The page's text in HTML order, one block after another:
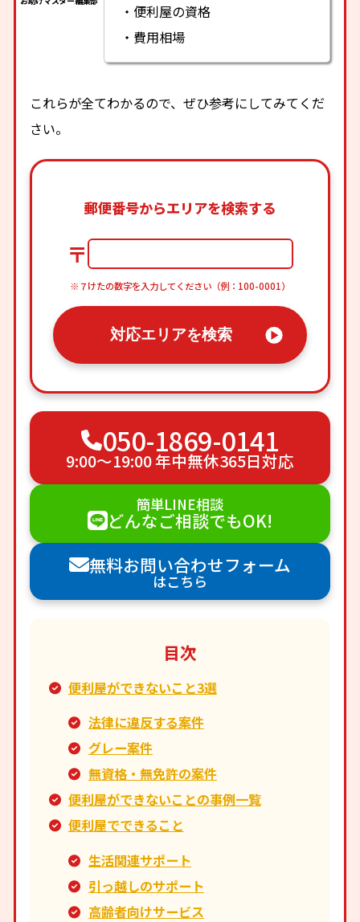
・便利屋の資格
・費用相場
これらが全てわかるので、ぜひ参考にしてみてくだ
さい。
郵便番号からエリアを検索する
〒
※７けたの数字を入力してください（例：100-0001）
対応エリアを検索
050-1869-0141
9:00〜19:00 年中無休365日対応
簡単LINE相談
どんなご相談でもOK!
無料お問い合わせフォーム
はこちら
目次
便利屋ができないこと3選
法律に違反する案件
グレー案件
無資格・無免許の案件
便利屋ができないことの事例一覧
便利屋でできること
生活関連サポート
引っ越しのサポート
高齢者向けサービス